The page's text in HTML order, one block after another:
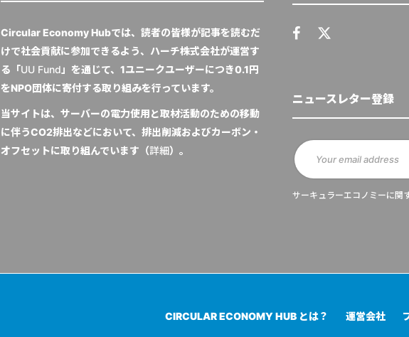
Circular Economy Hubでは、読者の皆様が記事を読むだ
けで社会貢献に参加できるよう、ハーチ株式会社が運営す
る「UU Fund」を通じて、1ユニークユーザーにつき0.1円
をNPO団体に寄付する取り組みを行っています。
当サイトは、サーバーの電力使用と取材活動のための移動
に伴うCO2排出などにおいて、排出削減およびカーボン・
オフセットに取り組んでいます（詳細）。
ニュースレター登録
サーキュラーエコノミーに関
CIRCULAR ECONOMY HUB とは？ 運営会社